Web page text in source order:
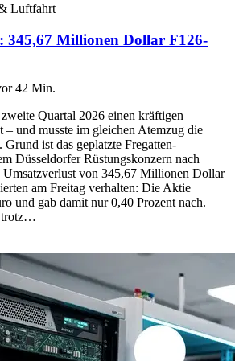
Luftfahrt
345,67 Millionen Dollar F126-
42 Min.
Quartal 2026 einen kräftigen
– und musste im gleichen Atemzug die
Grund ist das geplatzte Fregatten-
Düsseldorfer Rüstungskonzern nach
Umsatzverlust von 345,67 Millionen Dollar
am Freitag verhalten: Die Aktie
und gab damit nur 0,40 Prozent nach.
trotz…